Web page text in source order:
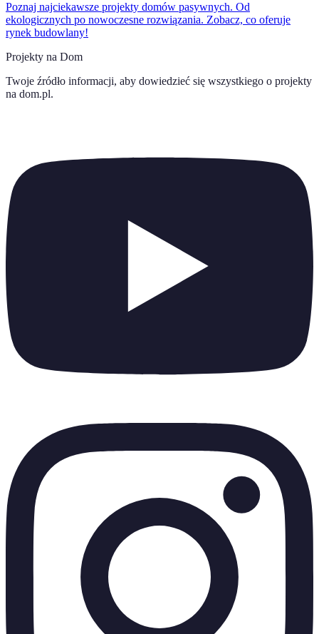
Poznaj najciekawsze projekty domów pasywnych. Od
ekologicznych po nowoczesne rozwiązania. Zobacz, co oferuje
rynek budowlany!
Projekty na Dom
Twoje źródło informacji, aby dowiedzieć się wszystkiego o projekty
na dom.pl.